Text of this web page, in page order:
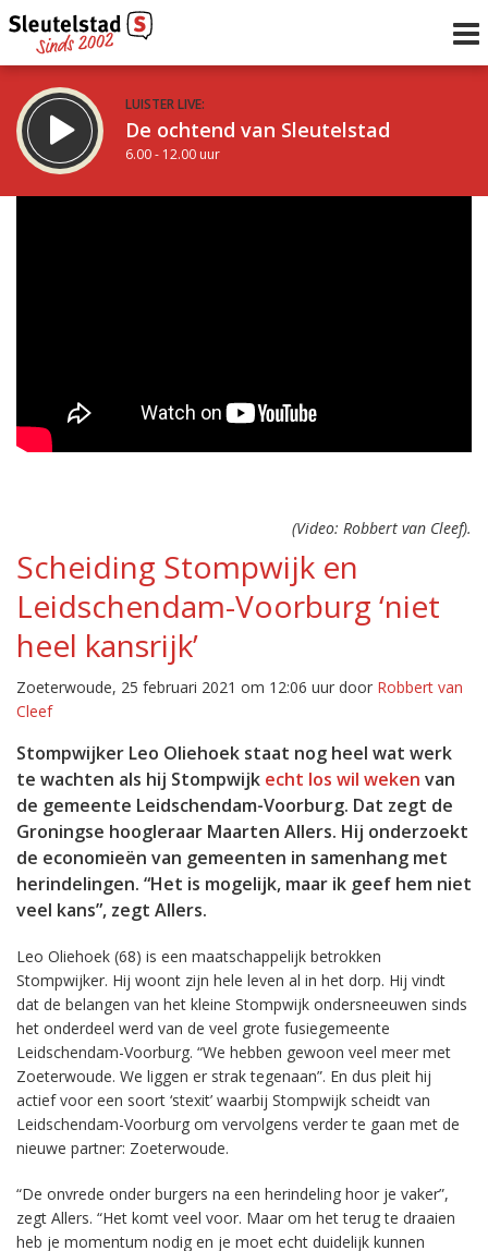
LUISTER LIVE:
De ochtend van Sleutelstad
6.00 - 12.00 uur
(Video: Robbert van Cleef).
Scheiding Stompwijk en
Leidschendam-Voorburg ‘niet
heel kansrijk’
Zoeterwoude, 25 februari 2021 om 12:06 uur door Robbert van
Cleef
Stompwijker Leo Oliehoek staat nog heel wat werk
te wachten als hij Stompwijk echt los wil weken van
de gemeente Leidschendam-Voorburg. Dat zegt de
Groningse hoogleraar Maarten Allers. Hij onderzoekt
de economieën van gemeenten in samenhang met
herindelingen. “Het is mogelijk, maar ik geef hem niet
veel kans”, zegt Allers.
Leo Oliehoek (68) is een maatschappelijk betrokken
Stompwijker. Hij woont zijn hele leven al in het dorp. Hij vindt
dat de belangen van het kleine Stompwijk ondersneeuwen sinds
het onderdeel werd van de veel grote fusiegemeente
Leidschendam-Voorburg. “We hebben gewoon veel meer met
Zoeterwoude. We liggen er strak tegenaan”. En dus pleit hij
actief voor een soort ‘stexit’ waarbij Stompwijk scheidt van
Leidschendam-Voorburg om vervolgens verder te gaan met de
nieuwe partner: Zoeterwoude.
“De onvrede onder burgers na een herindeling hoor je vaker”,
zegt Allers. “Het komt veel voor. Maar om het terug te draaien
heb je momentum nodig en je moet echt duidelijk kunnen